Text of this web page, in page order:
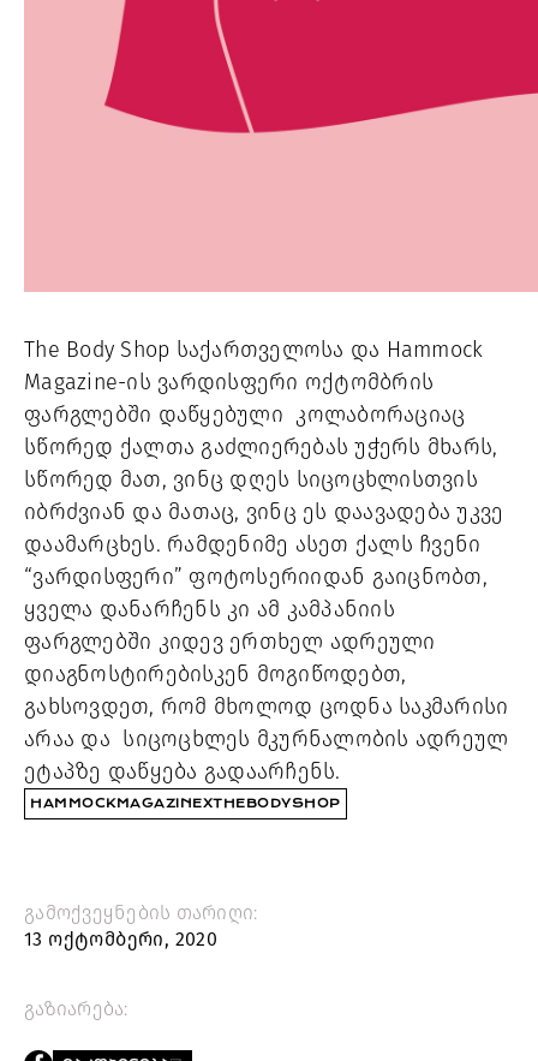
The Body Shop საქართველოსა და Hammock
Magazine-ის ვარდისფერი ოქტომბრის
ფარგლებში დაწყებული  კოლაბორაციაც
სწორედ ქალთა გაძლიერებას უჭერს მხარს,
სწორედ მათ, ვინც დღეს სიცოცხლისთვის
იბრძვიან და მათაც, ვინც ეს დაავადება უკვე
დაამარცხეს. რამდენიმე ასეთ ქალს ჩვენი
“ვარდისფერი” ფოტოსერიიდან გაიცნობთ,
ყველა დანარჩენს კი ამ კამპანიის
ფარგლებში კიდევ ერთხელ ადრეული
დიაგნოსტირებისკენ მოგიწოდებთ,
გახსოვდეთ, რომ მხოლოდ ცოდნა საკმარისი
არაა და  სიცოცხლეს მკურნალობის ადრეულ
ეტაპზე დაწყება გადაარჩენს.
HAMMOCKMAGAZINEXTHEBODYSHOP
გამოქვეყნების თარიღი:
13 ოქტომბერი, 2020
გაზიარება: